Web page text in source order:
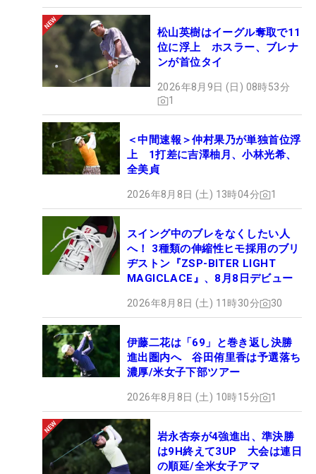
松山英樹はイーグル奪取で11
位に浮上 ホスラー、ブレナ
ンが首位タイ
2026年8月9日 (日) 08時53分
1
＜中間速報＞仲村果乃が単独首位浮
上 1打差に吉澤柚月、小林光希、
全美貞
2026年8月8日 (土) 13時04分 1
スイング中のブレをなくしたい人
へ！ 3種類の伸縮性ヒモ採用のブリ
ヂストン『ZSP-BITER LIGHT
MAGICLACE』、8月8日デビュー
2026年8月8日 (土) 11時30分 30
伊藤二花は「69」と巻き返し決勝
進出圏内へ 谷田侑里香は予選落ち
濃厚/米女子下部ツアー
2026年8月8日 (土) 10時15分 1
岩永杏奈が4強進出、準決勝
は9H終えて3UP 大会は連日
の順延/全米女子アマ